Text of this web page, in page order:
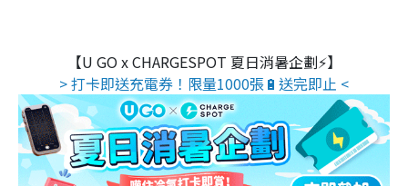
【U GO x CHARGESPOT 夏日消暑企劃⚡】
> 打卡即送充電券！限量1000張🔋送完即止 <